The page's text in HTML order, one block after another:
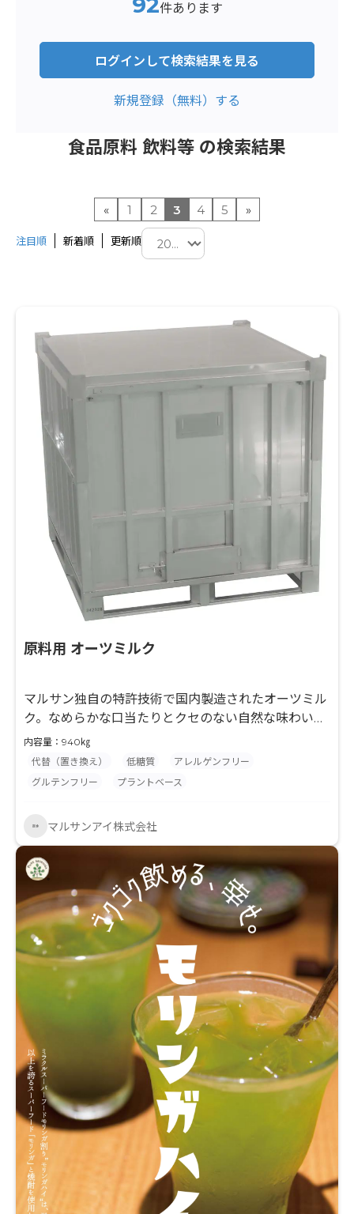
件あります
ログインして検索結果を見る
新規登録（無料）する
食品原料 飲料等 の検索結果
« 1 2 3 4 5 »
注目順 新着順 更新順
原料用 オーツミルク
マルサン独自の特許技術で国内製造されたオーツミル
ク。なめらかな口当たりとクセのない自然な味わいが
魅力です。
内容量：940㎏
代替（置き換え）
低糖質
アレルゲンフリー
グルテンフリー
プラントベース
マルサンアイ株式会社